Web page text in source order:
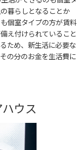
暮らしとなることか
個室タイプの方が賃料
え付けられていること
ため、新生活に必要な
の分のお金を生活費に
ウス